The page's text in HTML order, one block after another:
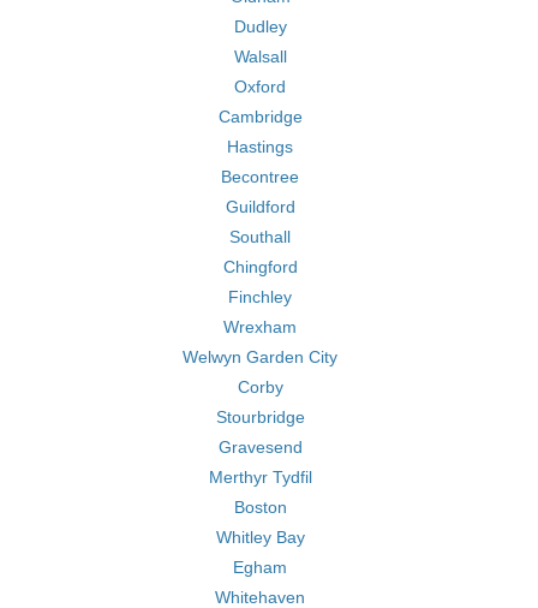
Dudley
Walsall
Oxford
Cambridge
Hastings
Becontree
Guildford
Southall
Chingford
Finchley
Wrexham
Welwyn Garden City
Corby
Stourbridge
Gravesend
Merthyr Tydfil
Boston
Whitley Bay
Egham
Whitehaven